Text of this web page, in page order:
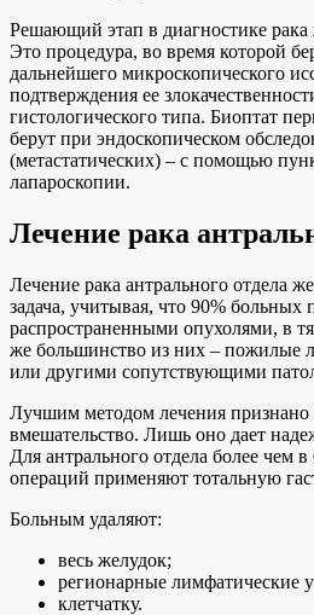
Решающий этап в диагностике рака
Это процедура, во время которой
дальнейшего микроскопического
подтверждения ее
гистологического типа. Биоптат
берут при эндоскопическом
(метастатических) – с помощью
лапароскопии.
Лечение рака
Лечение рака антрального отдела
задача, учитывая, что 90% больных
распространенными опухолями, в
же большинство из них – пожилые
или другими сопутствующими
Лучшим методом лечения признано
вмешательство. Лишь оно дает
Для антрального отдела более чем
операций применяют тотальную
Больным удаляют:
весь желудок;
регионарные лимфатические
клетчатку.